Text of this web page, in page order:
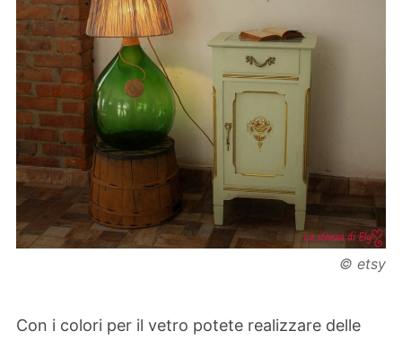
© etsy
Con i colori per il vetro potete realizzare delle